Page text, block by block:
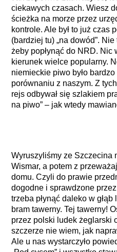
ciekawych czasach. Wiesz
ścieżka na morze przez
kontrole. Ale był to już czas
(bardziej tu) „na dowód”.
żeby popłynąć do NRD. Nic
kierunek wielce popularny.
niemieckie piwo było
porównaniu z naszym. Z
rejs odbywał się szlakiem
na piwo” – jak wtedy
Wyruszyliśmy ze Szczecina
Wismar, a potem z
domu. Czyli do prawie
dogodne i sprawdzone
trzeba płynąć daleko w
bram tawerny. Tej tawerny!
przez polski ludek żeglarski
szczerze nie wiem, jak
Ale u nas wystarczyło